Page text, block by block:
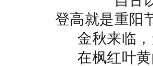
登高就是重阳
金秋来临
在枫红叶